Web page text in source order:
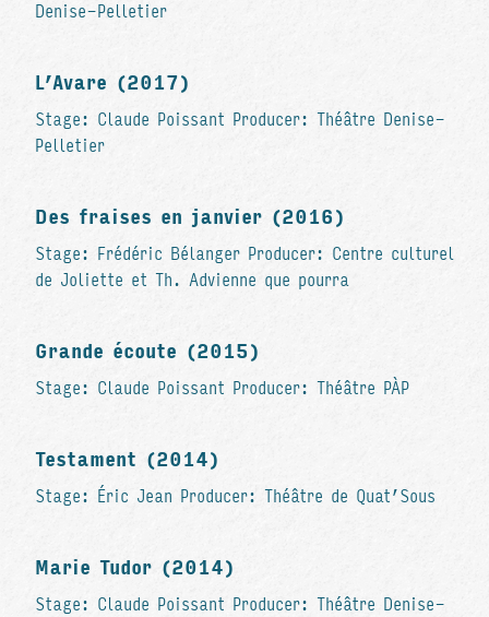
Denise-Pelletier
L’Avare (2017)
Stage: Claude Poissant Producer: Théâtre Denise-
Pelletier
Des fraises en janvier (2016)
Stage: Frédéric Bélanger Producer: Centre culturel
de Joliette et Th. Advienne que pourra
Grande écoute (2015)
Stage: Claude Poissant Producer: Théâtre PÀP
Testament (2014)
Stage: Éric Jean Producer: Théâtre de Quat’Sous
Marie Tudor (2014)
Stage: Claude Poissant Producer: Théâtre Denise-